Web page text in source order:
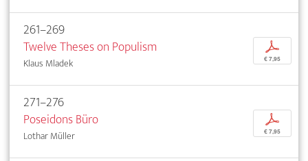
261–269
Twelve Theses on Populism
Klaus Mladek
p
€ 7,95
271–276
Poseidons Büro
Lothar Müller
p
€ 7,95